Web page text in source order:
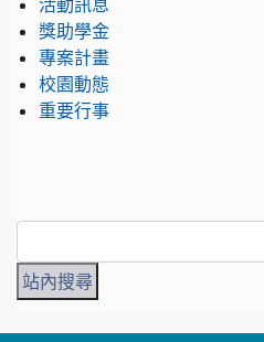
活動訊息
獎助學金
專案計畫
校園動態
重要行事